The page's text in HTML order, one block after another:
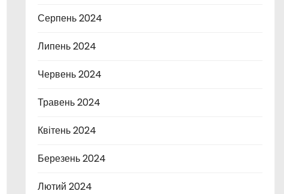
Серпень 2024
Липень 2024
Червень 2024
Травень 2024
Квітень 2024
Березень 2024
Лютий 2024